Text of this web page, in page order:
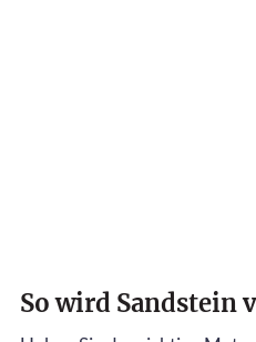
So wird Sandstein